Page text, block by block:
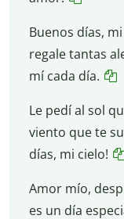
Buenos días,
regale tantas
mí cada día.
Le pedí al sol
viento que te
días, mi cielo!
Amor mío,
es un día